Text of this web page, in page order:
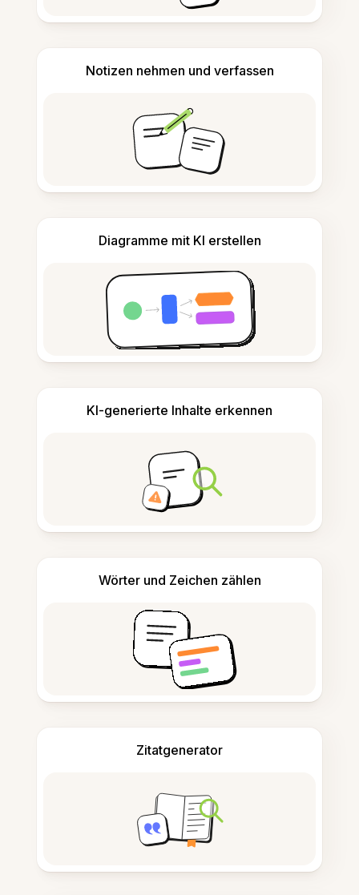
Notizen nehmen und verfassen
Diagramme mit KI erstellen
KI-generierte Inhalte erkennen
Wörter und Zeichen zählen
Zitatgenerator